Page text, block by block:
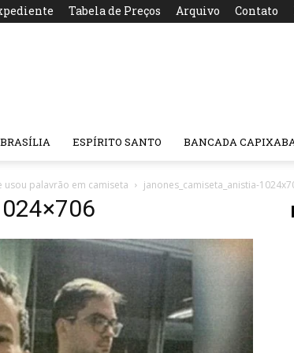
Tabela de Preços Arquivo Contato
BRASÍLIA ESPÍRITO SANTO BANCADA
palavrão em camiseta janones_camiseta_anistia-